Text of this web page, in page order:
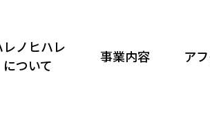
レノヒハレ
について
事業内容 ア